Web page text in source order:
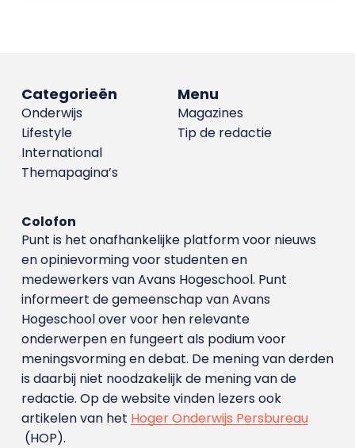
Menu
Magazines
Tip de redactie
Categorieën
Onderwijs
Lifestyle
International
Themapagina’s
Colofon
Punt is het onafhankelijke platform voor nieuws
en opinievorming voor studenten en
medewerkers van Avans Hoge­school. Punt
informeert de gemeenschap van Avans
Hogeschool over voor hen relevante
onderwerpen en fungeert als podium voor
meningsvorming en debat. De mening van derden
is daarbij niet noodzakelijk de mening van de
redactie. Op de website vinden lezers ook
artikelen van het Hoger Onderwijs Persbureau
(HOP).